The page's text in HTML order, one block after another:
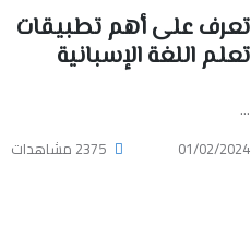
تعرف على أهم تطبيقات
تعلم اللغة الإسبانية
...
01/02/2024 2375 مشاهدات